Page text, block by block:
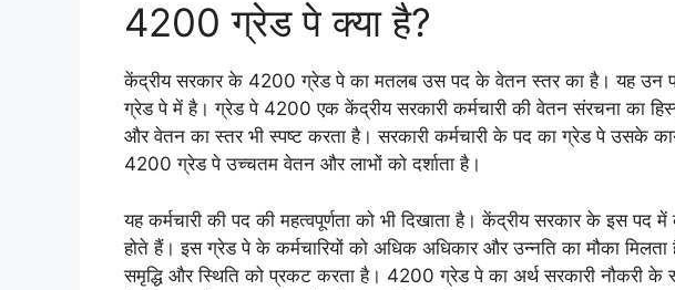
4200 ग्रेड पे क्या है?
केंद्रीय सरकार के 4200 ग्रेड पे का मतलब उस पद के वेतन स्तर का है। यह उन
ग्रेड पे में है। ग्रेड पे 4200 एक केंद्रीय सरकारी कर्मचारी की वेतन संरचना का
और वेतन का स्तर भी स्पष्ट करता है। सरकारी कर्मचारी के पद का ग्रेड पे उसके
4200 ग्रेड पे उच्चतम वेतन और लाभों को दर्शाता है।
यह कर्मचारी की पद की महत्वपूर्णता को भी दिखाता है। केंद्रीय सरकार के इस पद में
होते हैं। इस ग्रेड पे के कर्मचारियों को अधिक अधिकार और उन्नति का मौका मिलता
समृद्धि और स्थिति को प्रकट करता है। 4200 ग्रेड पे का अर्थ सरकारी नौकरी के